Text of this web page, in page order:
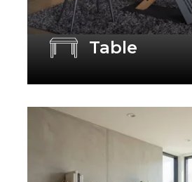
Table